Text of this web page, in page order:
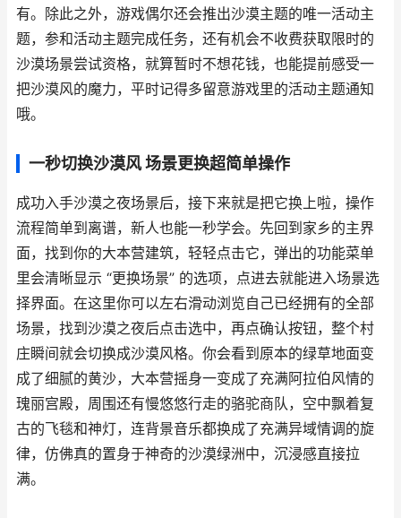
有。除此之外，游戏偶尔还会推出沙漠主题的唯一活动主
题，参和活动主题完成任务，还有机会不收费获取限时的
沙漠场景尝试资格，就算暂时不想花钱，也能提前感受一
把沙漠风的魔力，平时记得多留意游戏里的活动主题通知
哦。
一秒切换沙漠风 场景更换超简单操作
成功入手沙漠之夜场景后，接下来就是把它换上啦，操作
流程简单到离谱，新人也能一秒学会。先回到家乡的主界
面，找到你的大本营建筑，轻轻点击它，弹出的功能菜单
里会清晰显示 “更换场景” 的选项，点进去就能进入场景选
择界面。在这里你可以左右滑动浏览自己已经拥有的全部
场景，找到沙漠之夜后点击选中，再点确认按钮，整个村
庄瞬间就会切换成沙漠风格。你会看到原本的绿草地面变
成了细腻的黄沙，大本营摇身一变成了充满阿拉伯风情的
瑰丽宫殿，周围还有慢悠悠行走的骆驼商队，空中飘着复
古的飞毯和神灯，连背景音乐都换成了充满异域情调的旋
律，仿佛真的置身于神奇的沙漠绿洲中，沉浸感直接拉
满。